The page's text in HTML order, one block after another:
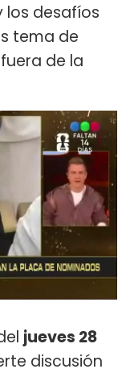
los desafíos
tema de
de la
jueves 28
discusión